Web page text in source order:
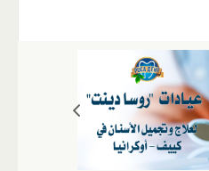
gr
s
A
p
p